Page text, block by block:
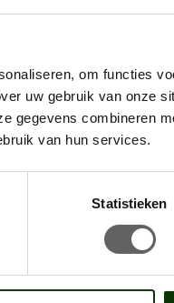
om functies
uw gebruik van onze
gegevens combineren
van hun services.
Statistieken
zien we dan ook
of gekarteld zijn of nog